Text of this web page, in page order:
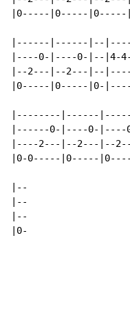
|0-----|0-----
|------|------|--
|----0-|----0-|--
|--2---|--2---|--
|0-----|0-----|0-
|--------|------
|------0-|----0-
|----2---|--2---|--
|0-0-----|0-----
|--
|--
|--
|0-